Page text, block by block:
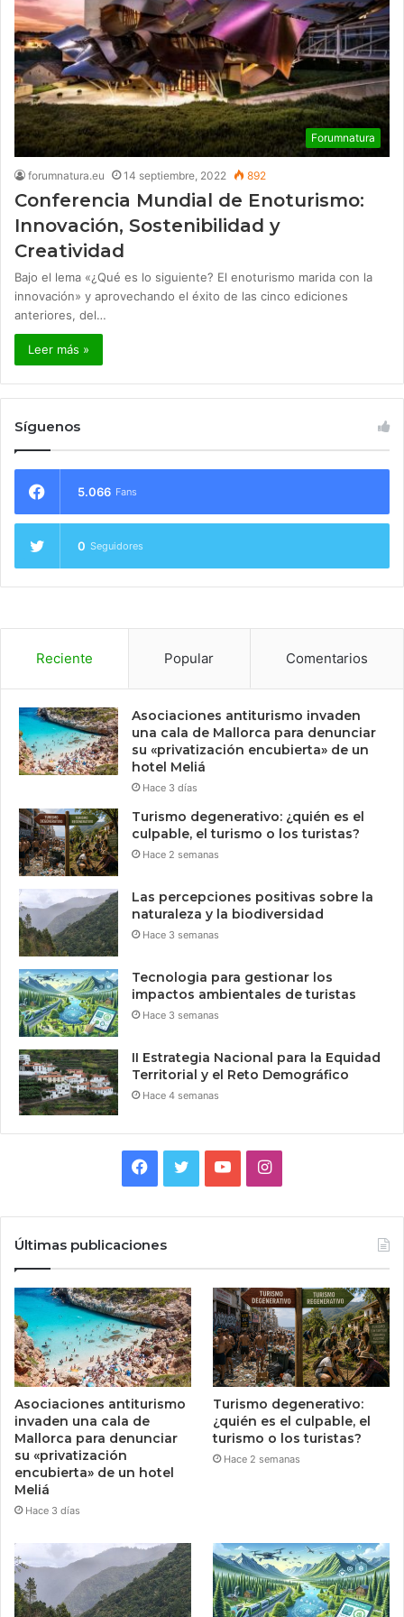
Forumnatura
forumnatura.eu 14 septiembre, 2022 892
Conferencia Mundial de Enoturismo:
Innovación, Sostenibilidad y
Creatividad
Bajo el lema «¿Qué es lo siguiente? El enoturismo marida con la
innovación» y aprovechando el éxito de las cinco ediciones
anteriores, del…
Leer más »
Síguenos
5.066 Fans
0 Seguidores
Reciente Popular Comentarios
Asociaciones antiturismo invaden
una cala de Mallorca para denunciar
su «privatización encubierta» de un
hotel Meliá
Hace 3 días
Turismo degenerativo: ¿quién es el
culpable, el turismo o los turistas?
Hace 2 semanas
Las percepciones positivas sobre la
naturaleza y la biodiversidad
Hace 3 semanas
Tecnologia para gestionar los
impactos ambientales de turistas
Hace 3 semanas
II Estrategia Nacional para la Equidad
Territorial y el Reto Demográfico
Hace 4 semanas
Facebook
TwitterYouTubeInstagram
Últimas publicaciones
Asociaciones antiturismo
invaden una cala de
Mallorca para denunciar
su «privatización
encubierta» de un hotel
Meliá
Hace 3 días
Turismo degenerativo:
¿quién es el culpable, el
turismo o los turistas?
Hace 2 semanas